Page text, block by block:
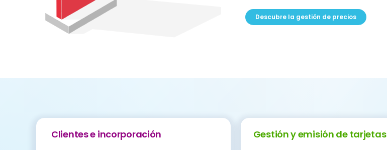
Descubre la gestión de precios
Clientes e incorporación Gestión y emisión de tarjetas